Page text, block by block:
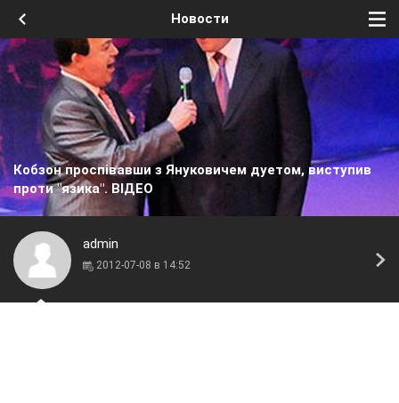
Новости
Кобзон проспівавши з Януковичем дуетом, виступив
проти "язика". ВІДЕО
admin
2012-07-08 в 14:52